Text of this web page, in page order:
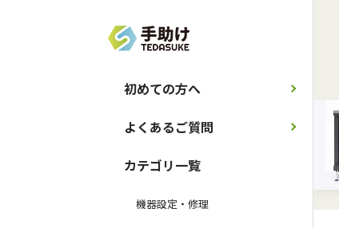
初めての方へ
カテゴリ一覧
機器設定・修理
よくあるご質問